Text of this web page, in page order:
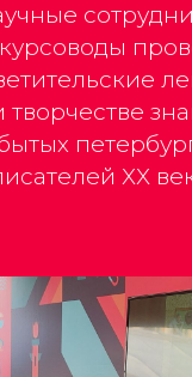
творчестве
ХХ